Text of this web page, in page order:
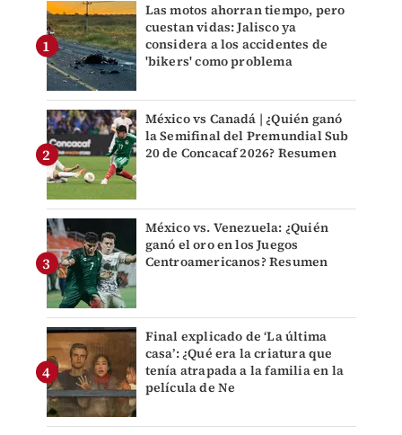
Las motos ahorran tiempo, pero
cuestan vidas: Jalisco ya
considera a los accidentes de
'bikers' como problema
México vs Canadá | ¿Quién ganó
la Semifinal del Premundial Sub
20 de Concacaf 2026? Resumen
México vs. Venezuela: ¿Quién
ganó el oro en los Juegos
Centroamericanos? Resumen
Final explicado de ‘La última
casa’: ¿Qué era la criatura que
tenía atrapada a la familia en la
película de Ne